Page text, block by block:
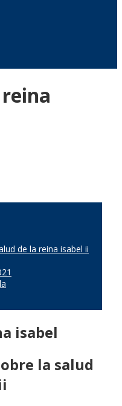
de la reina isabel ii
isabel
la salud